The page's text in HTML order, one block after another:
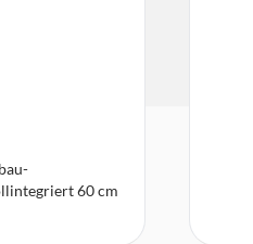
60 cm